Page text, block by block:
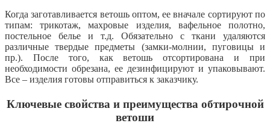
Когда заготавливается ветошь оптом, ее вначале сортируют по
типам: трикотаж, махровые изделия, вафельное полотно,
постельное белье и т.д. Обязательно с ткани удаляются
различные твердые предметы (замки-молнии, пуговицы и
пр.). После того, как ветошь отсортирована и при
необходимости обрезана, ее дезинфицируют и упаковывают.
Все – изделия готовы отправиться к заказчику.
Ключевые свойства и преимущества обтирочной
ветоши